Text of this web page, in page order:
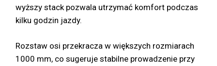
wyższy stack pozwala utrzymać komfort podczas
kilku godzin jazdy.
Rozstaw osi przekracza w większych rozmiarach
1000 mm, co sugeruje stabilne prowadzenie przy